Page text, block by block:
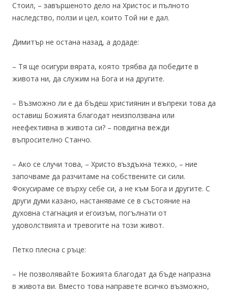
Стоил, – завършеното дело на Христос и пълното
наследство, ползи и цел, които Той ни е дал.
Димитър не остана назад, а додаде:
– Тя ще осигури вярата, която трябва да победите в
живота ни, да служим на Бога и на другите.
– Възможно ли е да бъдеш християнин и въпреки това да
оставиш Божията благодат неизползвана или
неефективна в живота си? – повдигна вежди
въпросително Станчо.
– Ако се случи това, – Христо въздъхна тежко, – ние
започваме да разчитаме на собствените си сили.
Фокусираме се върху себе си, а не към Бога и другите. С
други думи казано, настаняваме се в състояние на
духовна стагнация и егоизъм, погълнати от
удоволствията и тревогите на този живот.
Петко плесна с ръце:
– Не позволявайте Божията благодат да бъде напразна
в живота ви. Вместо това направете всичко възможно,